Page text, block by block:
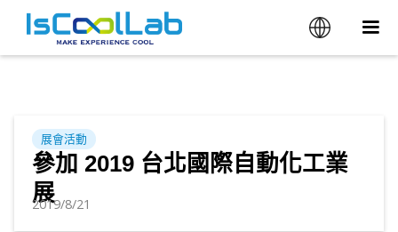
展會活動
參加 2019 台北國際自動化工業
展
2019/8/21